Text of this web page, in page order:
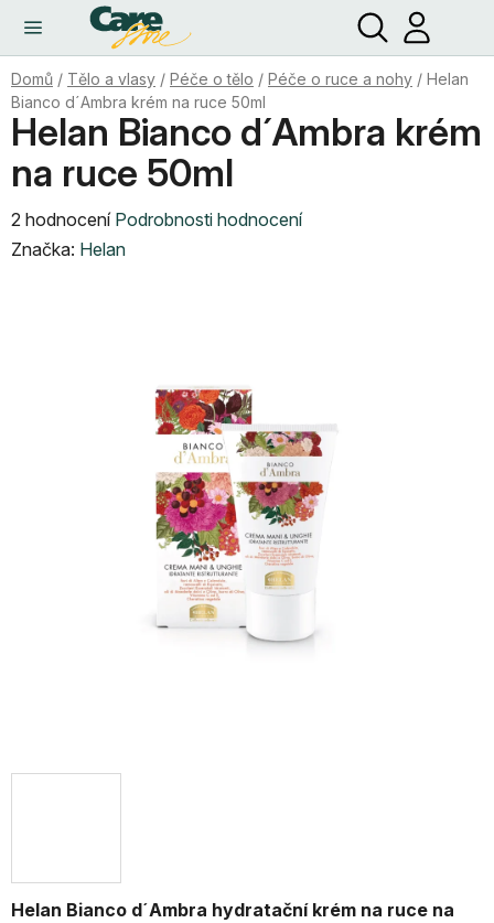
obsah
Hledat
Domů / Tělo a vlasy / Péče o tělo / Péče o ruce a nohy / Helan
Bianco d´Ambra krém na ruce 50ml
Helan Bianco d´Ambra hydratační krém na ruce na
Helan Bianco d´Ambra krém
na ruce 50ml
Průměrné
hodnocení
2 hodnocení Podrobnosti hodnocení
Značka: Helan